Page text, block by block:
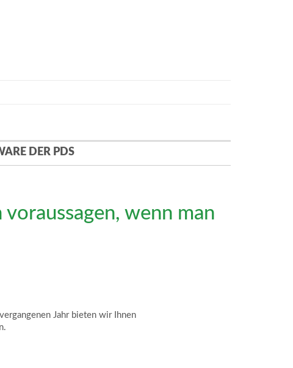
DER PDS
wenn man
Jahr bieten wir Ihnen